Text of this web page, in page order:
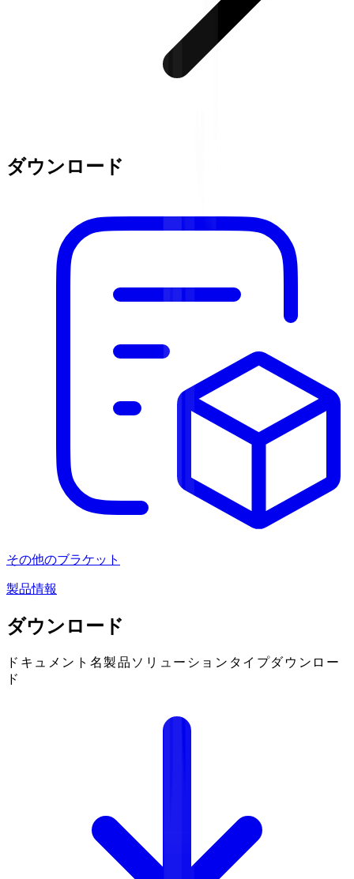
ダウンロード
その他のブラケット
製品情報
ダウンロード
ドキュメント名製品 ソリューション タイプダウンロー
ド